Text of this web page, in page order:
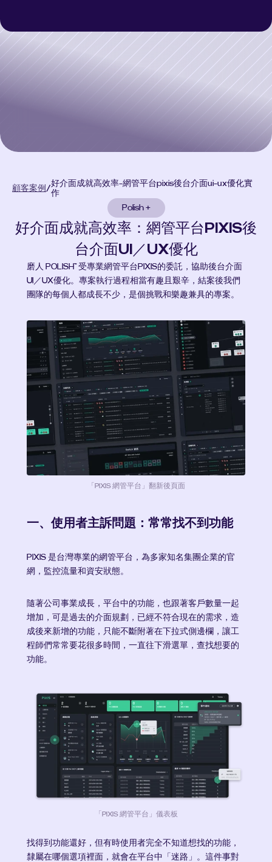
顧客案例 /
好介面成就高效率-網管平台pixis後台介面ui-ux優化實
作
Polish +
好介面成就高效率：網管平台PIXIS後
台介面UI／UX優化
磨人 POLISH™ 受專業網管平台PIXIS的委託，協助後台介面
UI／UX優化。專案執行過程相當有趣且艱辛，結案後我們
團隊的每個人都成長不少，是個挑戰和樂趣兼具的專案。
「PIXIS 網管平台」翻新後頁面
一、使用者主訴問題：常常找不到功能
PIXIS 是台灣專業的網管平台，為多家知名集團企業的官
網，監控流量和資安狀態。
隨著公司事業成長，平台中的功能，也跟著客戶數量一起
增加，可是過去的介面規劃，已經不符合現在的需求，造
成後來新增的功能，只能不斷附著在下拉式側邊欄，讓工
程師們常常要花很多時間，一直往下滑選單，查找想要的
功能。
「PIXIS 網管平台」儀表板
找得到功能還好，但有時使用者完全不知道想找的功能，
隸屬在哪個選項裡面，就會在平台中「迷路」。這件事對